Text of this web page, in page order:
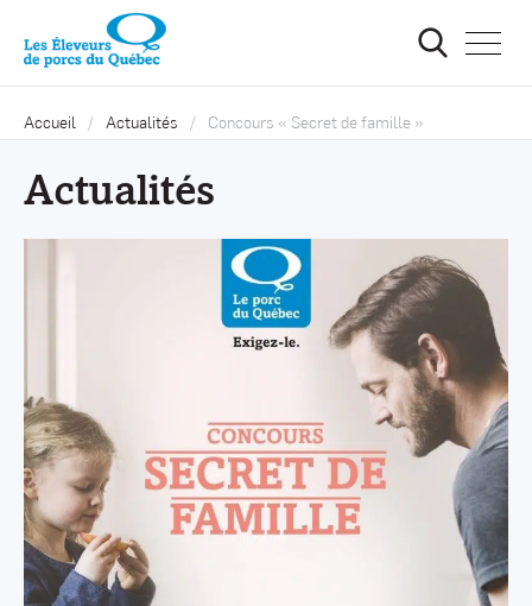
la
site
Accueil Actualités Concours « Secret de famille »
Actualités